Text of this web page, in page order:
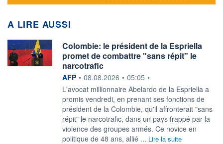
A LIRE AUSSI
Colombie: le président de la Espriella
promet de combattre "sans répit" le
narcotrafic
information fournie par
AFP • 08.08.2026 • 05:05 •
L'avocat millionnaire Abelardo de la Espriella a
promis vendredi, en prenant ses fonctions de
président de la Colombie, qu'il affronterait "sans
répit" le narcotrafic, dans un pays frappé par la
violence des groupes armés. Ce novice en
politique de 48 ans, allié ... Lire la suite